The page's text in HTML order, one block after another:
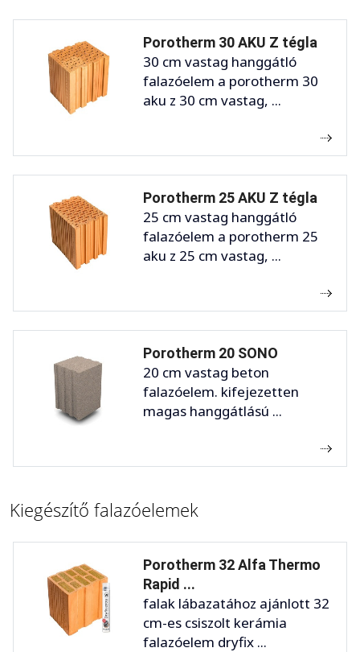
Porotherm 30 AKU Z tégla
30 cm vastag hanggátló
falazóelem a porotherm 30
aku z 30 cm vastag, ...
Porotherm 25 AKU Z tégla
25 cm vastag hanggátló
falazóelem a porotherm 25
aku z 25 cm vastag, ...
Porotherm 20 SONO
20 cm vastag beton
falazóelem. kifejezetten
magas hanggátlású ...
Kiegészítő falazóelemek
Porotherm 32 Alfa Thermo
Rapid ...
falak lábazatához ajánlott 32
cm-es csiszolt kerámia
falazóelem dryfix ...